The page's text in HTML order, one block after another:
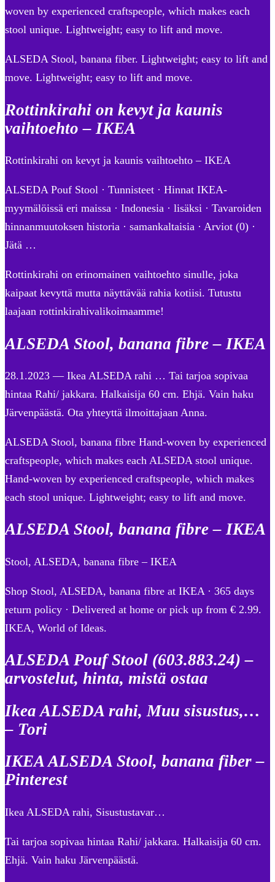
woven by experienced craftspeople, which makes each
stool unique. Lightweight; easy to lift and move.
ALSEDA Stool, banana fiber. Lightweight; easy to lift and
move. Lightweight; easy to lift and move.
Rottinkirahi on kevyt ja kaunis
vaihtoehto – IKEA
Rottinkirahi on kevyt ja kaunis vaihtoehto – IKEA
ALSEDA Pouf Stool · Tunnisteet · Hinnat IKEA-
myymälöissä eri maissa · Indonesia · lisäksi · Tavaroiden
hinnanmuutoksen historia · samankaltaisia · Arviot (0) ·
Jätä …
Rottinkirahi on erinomainen vaihtoehto sinulle, joka
kaipaat kevyttä mutta näyttävää rahia kotiisi. Tutustu
laajaan rottinkirahivalikoimaamme!
ALSEDA Stool, banana fibre – IKEA
28.1.2023 — Ikea ALSEDA rahi … Tai tarjoa sopivaa
hintaa Rahi/ jakkara. Halkaisija 60 cm. Ehjä. Vain haku
Järvenpäästä. Ota yhteyttä ilmoittajaan Anna.
ALSEDA Stool, banana fibre Hand-woven by experienced
craftspeople, which makes each ALSEDA stool unique.
Hand-woven by experienced craftspeople, which makes
each stool unique. Lightweight; easy to lift and move.
ALSEDA Stool, banana fibre – IKEA
Stool, ALSEDA, banana fibre – IKEA
Shop Stool, ALSEDA, banana fibre at IKEA · 365 days
return policy · Delivered at home or pick up from € 2.99.
IKEA, World of Ideas.
ALSEDA Pouf Stool (603.883.24) –
arvostelut, hinta, mistä ostaa
Ikea ALSEDA rahi, Muu sisustus,…
– Tori
IKEA ALSEDA Stool, banana fiber –
Pinterest
Ikea ALSEDA rahi, Sisustustavar…
Tai tarjoa sopivaa hintaa Rahi/ jakkara. Halkaisija 60 cm.
Ehjä. Vain haku Järvenpäästä.